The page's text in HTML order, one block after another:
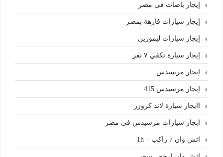
إيجار باصات في مصر
إيجار سيارات فارهة بمصر
إيجار سيارات ليموزين
إيجار سيارة تكفي ٧ نفر
إيجار مرسيدس
إيجار مرسيدس 415
اايجار سيارة لاند كروزر
ابجار سيارات مرسيدس في مصر
اتش وان 7 راكب – 1h